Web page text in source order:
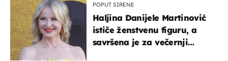
POPUT SIRENE
Haljina Danijele Martinović
ističe ženstvenu figuru, a
savršena je za večernji